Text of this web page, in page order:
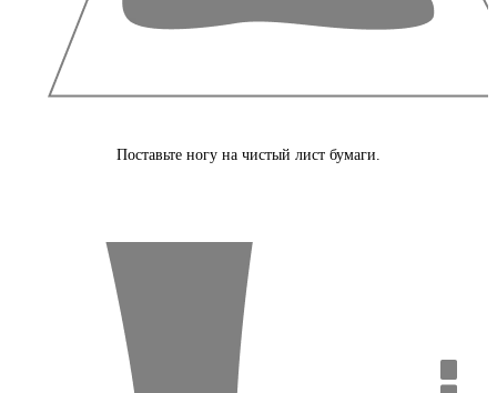
Поставьте ногу на чистый лист бумаги.